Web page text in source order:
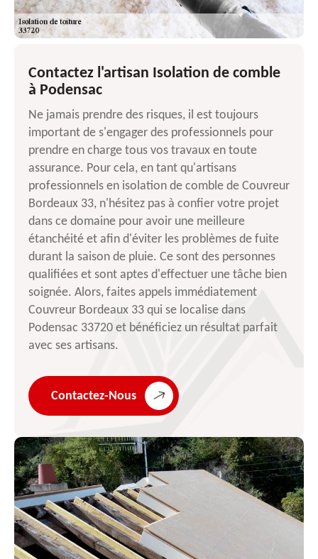
Contactez l'artisan Isolation de comble
à Podensac
Ne jamais prendre des risques, il est toujours
important de s'engager des professionnels pour
prendre en charge tous vos travaux en toute
assurance. Pour cela, en tant qu'artisans
professionnels en isolation de comble de Couvreur
Bordeaux 33, n'hésitez pas à confier votre projet
dans ce domaine pour avoir une meilleure
étanchéité et afin d'éviter les problèmes de fuite
durant la saison de pluie. Ce sont des personnes
qualifiées et sont aptes d'effectuer une tâche bien
soignée. Alors, faites appels immédiatement
Couvreur Bordeaux 33 qui se localise dans
Podensac 33720 et bénéficiez un résultat parfait
avec ses artisans.
Contactez-Nous